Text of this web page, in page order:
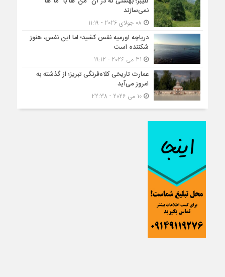
نمی‌سازند
دریاچه اورمیه نفس کشید؛ اما این نفس، هنوز
شکننده است
عمارت تاریخی کلاه‌فرنگی تبریز؛ از گذشته به
امروز می‌آید
10 می 2026 - 22:38